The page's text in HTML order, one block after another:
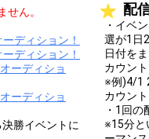
ん。
ディション！
ディション！
ーディショ
ーディショ
勝イベントに
配
・イベ
選が1日
日付を
カウント
※例)4/1
カウント
・1回
※15分と